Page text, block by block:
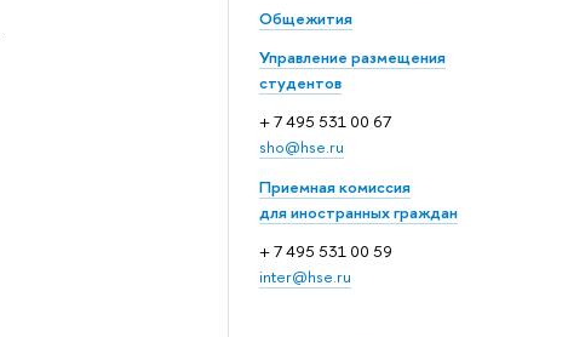
Общежития
Управление размещения
студентов
+ 7 495 531 00 67
sho@hse.ru
Приемная комиссия
для иностранных граждан
+ 7 495 531 00 59
inter@hse.ru